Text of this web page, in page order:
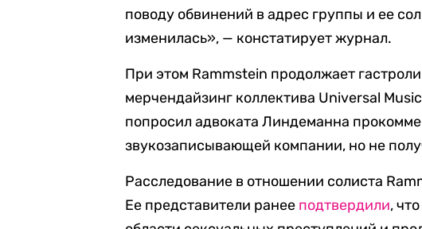
поводу обвинений в адрес группы и ее
изменилась», — констатирует журнал.
При этом Rammstein продолжает
мерчендайзинг коллектива Universal
попросил адвоката Линдеманна
звукозаписывающей компании, но не
Расследование в отношении солиста
Ее представители ранее подтвердили,